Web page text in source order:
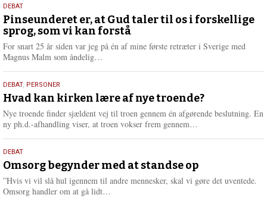
5.
august
2026
DEBAT
Pinseunderet er, at Gud taler til os i forskellige
sprog, som vi kan forstå
For snart 25 år siden var jeg på én af mine første retræter i Sverige med
Magnus Malm som åndelig…
e
r
e
25.
juli
2026
DEBAT, PERSONER
Hvad kan kirken lære af nye troende?
Nye troende finder sjældent vej til troen gennem én afgørende beslutning. En
ny ph.d.-afhandling viser, at troen vokser frem gennem…
e
r
e
9.
juli
2026
DEBAT
Omsorg begynder med at standse op
”Hvis vi vil slå hul igennem til andre mennesker, skal vi gøre det uventede.
Omsorg handler om at gå lidt…